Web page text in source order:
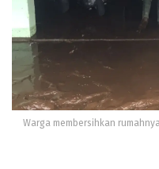
Warga membersihkan